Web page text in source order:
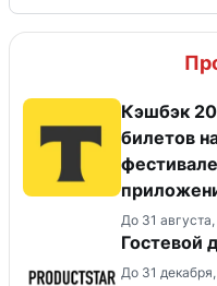
Кэшбэк
билетов
До 31
Гостевой
До 31